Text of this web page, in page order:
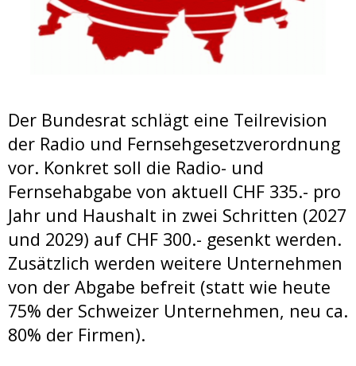
Der Bundesrat schlägt eine Teilrevision
der Radio und Fernsehgesetzverordnung
vor. Konkret soll die Radio- und
Fernsehabgabe von aktuell CHF 335.- pro
Jahr und Haushalt in zwei Schritten (2027
und 2029) auf CHF 300.- gesenkt werden.
Zusätzlich werden weitere Unternehmen
von der Abgabe befreit (statt wie heute
75% der Schweizer Unternehmen, neu ca.
80% der Firmen).